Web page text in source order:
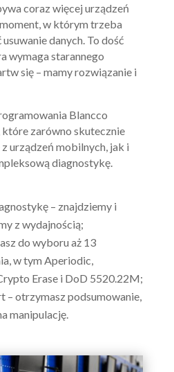
coraz więcej urządzeń
w którym trzeba
danych. To dość
wymaga starannego
się – mamy rozwiązanie i
Blancco
zarówno skutecznie
urządzeń mobilnych, jak i
diagnostykę.
– znajdziemy i
z wydajnością;
do wyboru aż 13
w tym Aperiodic,
Erase i DoD 5520.22M;
– otrzymasz podsumowanie,
manipulację.